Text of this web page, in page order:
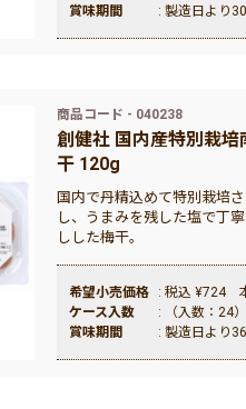
賞味期間
: 製造日より
商品コード - 040238
創健社 国内産特別栽
干 120g
国内で丹精込めて特別栽培
し、うまみを残した塩で丁
しした梅干。
希望小売価格
: 税込 ¥724
ケース入数
: （入数：24）
賞味期間
: 製造日より